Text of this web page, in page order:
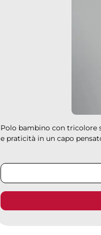
Polo bambino con tricolore
e praticità in un capo